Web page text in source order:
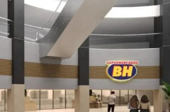
impulsionador do turismo
, promovendo o Centro Histórico
em arte, literatura e patrimônio.
ampla e acessível, a festa
com a democratização da
o surgimento de novos escritores,
livros e fortalecendo o mercado